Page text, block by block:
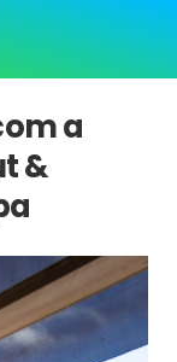
a
&